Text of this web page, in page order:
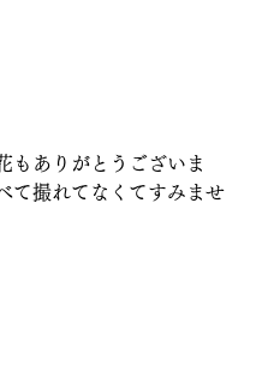
もありがとうございま
て撮れてなくてすみませ